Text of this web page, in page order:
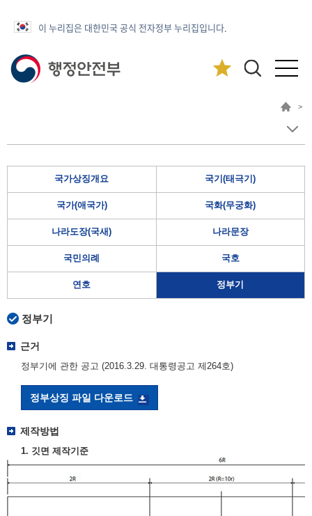
이 누리집은 대한민국 공식 전자정부 누리집입니다.
>
국가상징개요 국기(태극기)
국가(애국가) 국화(무궁화)
나라도장(국새) 나라문장
국민의례 국호
연호 정부기
정부기
근거
정부기에 관한 공고 (2016.3.29. 대통령공고 제264호)
정부상징 파일 다운로드
제작방법
1. 깃면 제작기준